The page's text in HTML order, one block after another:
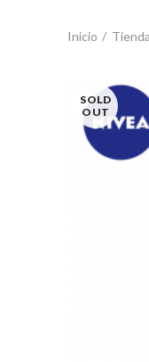
Inicio Tienda
SOLD
OUT